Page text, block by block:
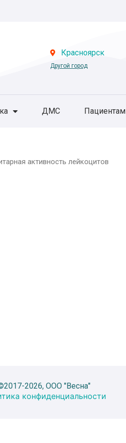
Красноярск
Другой город
ДМС Пациентам
активность лейкоцитов
2026, ООО "Весна"
конфиденциальности